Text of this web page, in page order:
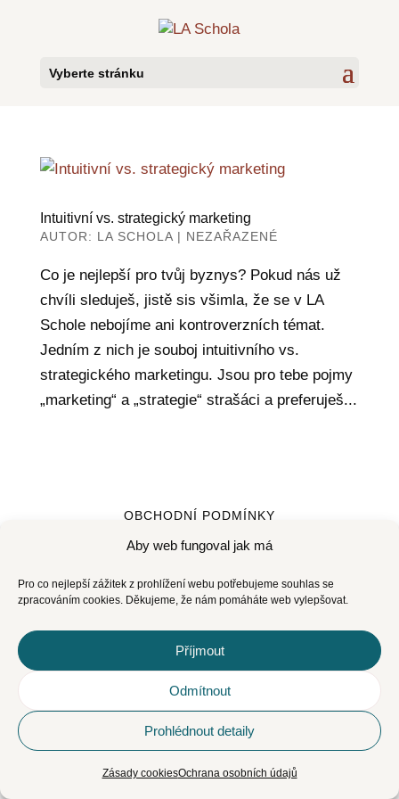
Aby web fungoval jak má
Pro co nejlepší zážitek z prohlížení webu potřebujeme souhlas se
zpracováním cookies. Děkujeme, že nám pomáháte web vylepšovat.
Příjmout
Odmítnout
Prohlédnout detaily
Zásady cookiesOchrana osobních údajů
Vyberte stránku
Intuitivní vs. strategický marketing
AUTOR: LA SCHOLA| NEZAŘAZENÉ
Co je nejlepší pro tvůj byznys? Pokud nás už
chvíli sleduješ, jistě sis všimla, že se v LA
Schole nebojíme ani kontroverzních témat.
Jedním z nich je souboj intuitivního vs.
strategického marketingu. Jsou pro tebe pojmy
„marketing“ a „strategie“ strašáci a preferuješ...
OBCHODNÍ PODMÍNKY
Sledovat
OCHRANA OSOBNÍCH ÚDAJŮ